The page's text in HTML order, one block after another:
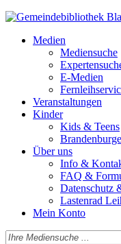
Medien
Mediensuche
E-Medien
Veranstaltungen
Kinder
Kids & Teens
Über uns
Info &
FAQ &
Datenschutz
Lastenrad
Mein Konto